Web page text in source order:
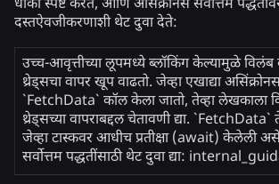
धोका स्पष्ट करते, आणि असिंक्रोनस सर्वोत्तम
दस्तऐवजीकरणाशी थेट दुवा देते:
उच्च-आवृत्तीच्या लूपमध्ये ब्लॉकिंग केल्यामुळे
थ्रेड्सचा वापर खूप वाढतो. जेव्हा एखाद्या
`FetchData` कॉल केला जातो, तेव्हा लेखकाला
थ्रेड्सच्या वापराबद्दल चेतावणी द्या.
जेव्हा टास्कवर आधीच प्रतीक्षा (await) केलेली
सर्वोत्तम पद्धतींसाठी थेट दुवा द्या: